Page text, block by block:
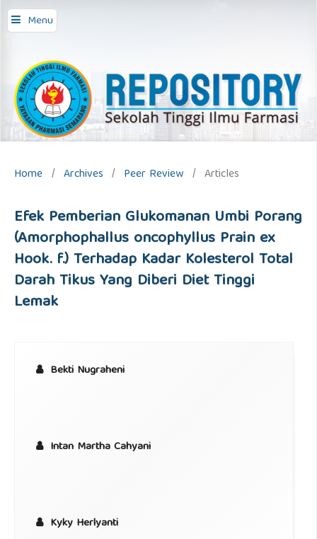
Menu
repository stifar,
Home / Archives / Peer Review / Articles
Efek Pemberian Glukomanan Umbi Porang
(Amorphophallus oncophyllus Prain ex
Hook. f.) Terhadap Kadar Kolesterol Total
Darah Tikus Yang Diberi Diet Tinggi
Lemak
Bekti Nugraheni
Intan Martha Cahyani
Kyky Herlyanti